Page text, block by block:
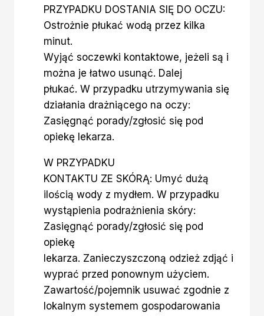
PRZYPADKU DOSTANIA SIĘ DO OCZU:
Ostrożnie płukać wodą przez kilka
minut.
Wyjąć soczewki kontaktowe, jeżeli są i
można je łatwo usunąć. Dalej
płukać. W przypadku utrzymywania się
działania drażniącego na oczy:
Zasięgnąć porady/zgłosić się pod
opiekę lekarza.
W PRZYPADKU
KONTAKTU ZE SKÓRĄ: Umyć dużą
ilością wody z mydłem. W przypadku
wystąpienia podrażnienia skóry:
Zasięgnąć porady/zgłosić się pod
opiekę
lekarza. Zanieczyszczoną odzież zdjąć i
wyprać przed ponownym użyciem.
Zawartość/pojemnik usuwać zgodnie z
lokalnym systemem gospodarowania